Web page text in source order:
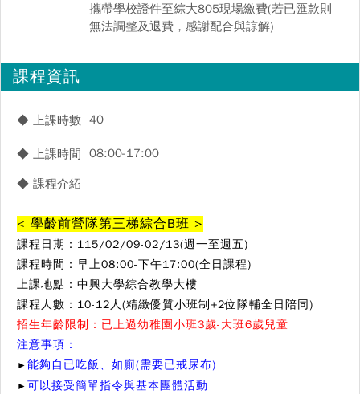
攜帶學校證件至綜大805現場繳費(若已匯款則
無法調整及退費，感謝配合與諒解)
課程資訊
◆ 上課時數 40
◆ 上課時間 08:00-17:00
◆ 課程介紹
< 學齡前營隊第三梯綜合B班 >
課程日期：115/02/09-02/13(週一至週五)
課程時間： 早上08:00-下午17:00(全日課程)
上課地點：中興大學綜合教學大樓
課程人數：10-12人(精緻優質小班制+2位隊輔全日陪同)
招生年齡限制：已上過幼稚園小班3歲-大班6歲兒童
注意事項：
►能夠自已吃飯、如廁(需要已戒尿布)
►可以接受簡單指令與基本團體活動